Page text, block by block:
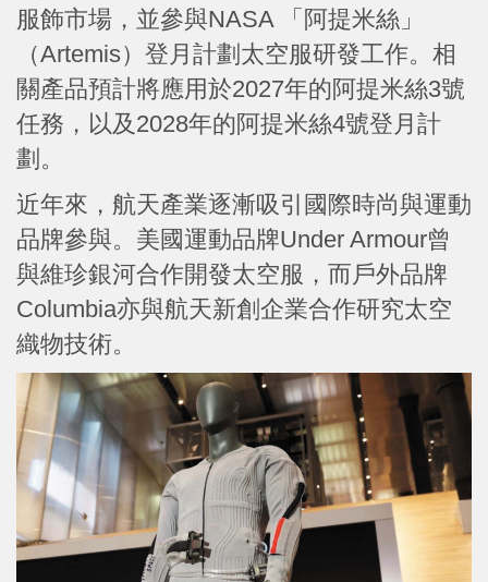
服飾市場，並參與NASA 「阿提米絲」
（Artemis）登月計劃太空服研發工作。相
關產品預計將應用於2027年的阿提米絲3號
任務，以及2028年的阿提米絲4號登月計
劃。
近年來，航天產業逐漸吸引國際時尚與運動
品牌參與。美國運動品牌Under Armour曾
與維珍銀河合作開發太空服，而戶外品牌
Columbia亦與航天新創企業合作研究太空
織物技術。